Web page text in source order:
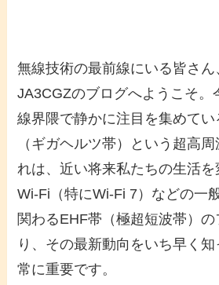
無線技術の最前線にいる皆さん
JA3CGZのブログへようこそ。
線界隈で静かに注目を集めて
（ギガヘルツ帯）という超高
れは、近い将来私たちの生活
Wi-Fi（特にWi-Fi 7）などの一
関わるEHF帯（極超短波帯）
り、その最新動向をいち早く
常に重要です。